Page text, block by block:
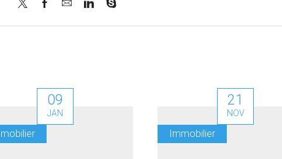
09
JAN
21
NOV
Immobilier